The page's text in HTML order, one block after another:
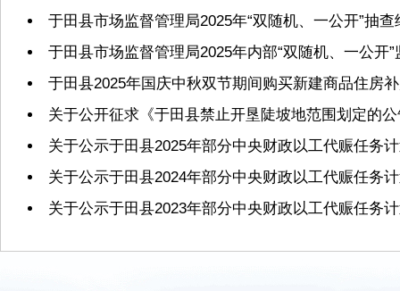
于田县市场监督管理局2025年“双随机、一公开”抽查
于田县市场监督管理局2025年内部“双随机、一公开
于田县2025年国庆中秋双节期间购买新建商品住房
关于公开征求《于田县禁止开垦陡坡地范围划定的
关于公示于田县2025年部分中央财政以工代赈任务
关于公示于田县2024年部分中央财政以工代赈任务
关于公示于田县2023年部分中央财政以工代赈任务